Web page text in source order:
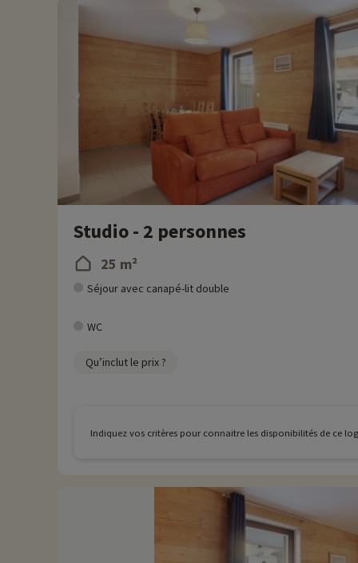
Studio - 2 personnes
25 m²
Séjour avec canapé-lit double
WC
Qu’inclut le prix ?
Indiquez vos critères pour connaitre les disponibilités de ce